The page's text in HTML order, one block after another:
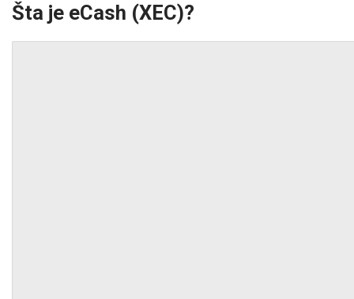
Šta je eCash (XEC)?